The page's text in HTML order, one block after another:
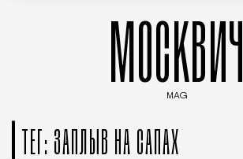
МОСКВИЧ
MAG
ТЕГ: ЗАПЛЫВ НА САПАХ